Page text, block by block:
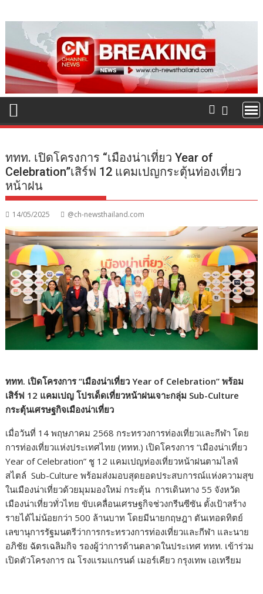
to
content
ททท. เปิดโครงการ “เมืองน่าเที่ยว Year of
Celebration”เสิร์ฟ 12 แคมเปญกระตุ้นท่องเที่ยว
หน้าฝน
14/05/2025 @ch-newsthailand.com
ททท. เปิดโครงการ “เมืองน่าเที่ยว Year of Celebration” พร้อม
เสิร์ฟ 12 แคมเปญ โปรเด็ดเที่ยวหน้าฝนเจาะกลุ่ม Sub-Culture
กระตุ้นเศรษฐกิจเมืองน่าเที่ยว
เมื่อวันที่ 14 พฤษภาคม 2568 กระทรวงการท่องเที่ยวและกีฬา โดย
การท่องเที่ยวแห่งประเทศไทย (ททท.) เปิดโครงการ “เมืองน่าเที่ยว
Year of Celebration” ชู 12 แคมเปญท่องเที่ยวหน้าฝนตามไลฟ์
สไตล์ Sub-Culture พร้อมส่งมอบสุดยอดประสบการณ์แห่งความสุข
ในเมืองน่าเที่ยวด้วยมุมมองใหม่ กระตุ้น การเดินทาง 55 จังหวัด
เมืองน่าเที่ยวทั่วไทย ขับเคลื่อนเศรษฐกิจช่วงกรีนซีซัน ตั้งเป้าสร้าง
รายได้ไม่น้อยกว่า 500 ล้านบาท โดยมีนายกฤษฎา ตันเทอดทิตย์
เลขานุการรัฐมนตรีว่าการกระทรวงการท่องเที่ยวและกีฬา และนาย
อภิชัย ฉัตรเฉลิมกิจ รองผู้ว่าการด้านตลาดในประเทศ ททท. เข้าร่วม
เปิดตัวโครงการ ณ โรงแรมแกรนด์ เมอร์เคียว กรุงเทพ เอเทรียม